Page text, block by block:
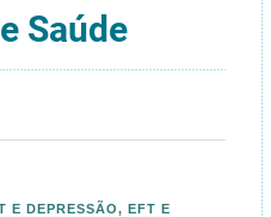
Saúde
E DEPRESSÃO, EFT E